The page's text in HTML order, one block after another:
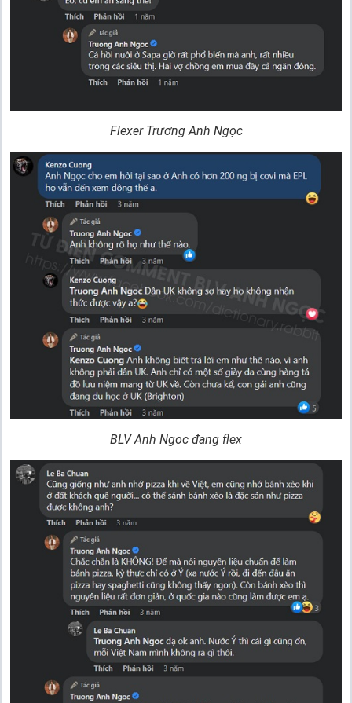
Flexer Trương Anh Ngọc
BLV Anh Ngọc đang flex